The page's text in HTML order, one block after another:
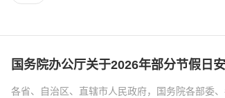
国务院办公厅关于2026年部分节假日
各省、自治区、直辖市人民政府，国务院各部委